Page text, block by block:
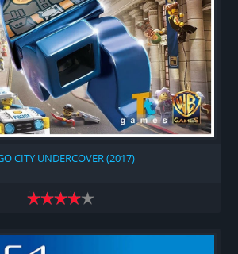
CITY UNDERCOVER (2017)